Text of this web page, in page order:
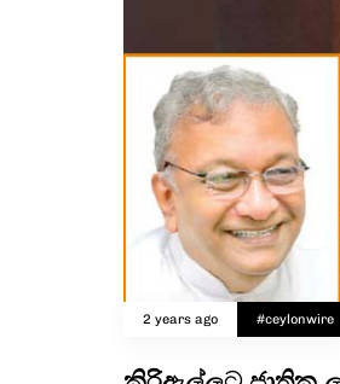
2 years ago #ceylonwire